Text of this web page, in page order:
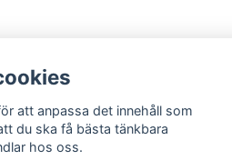
att anpassa det innehåll som
du ska få bästa tänkbara
hos oss.